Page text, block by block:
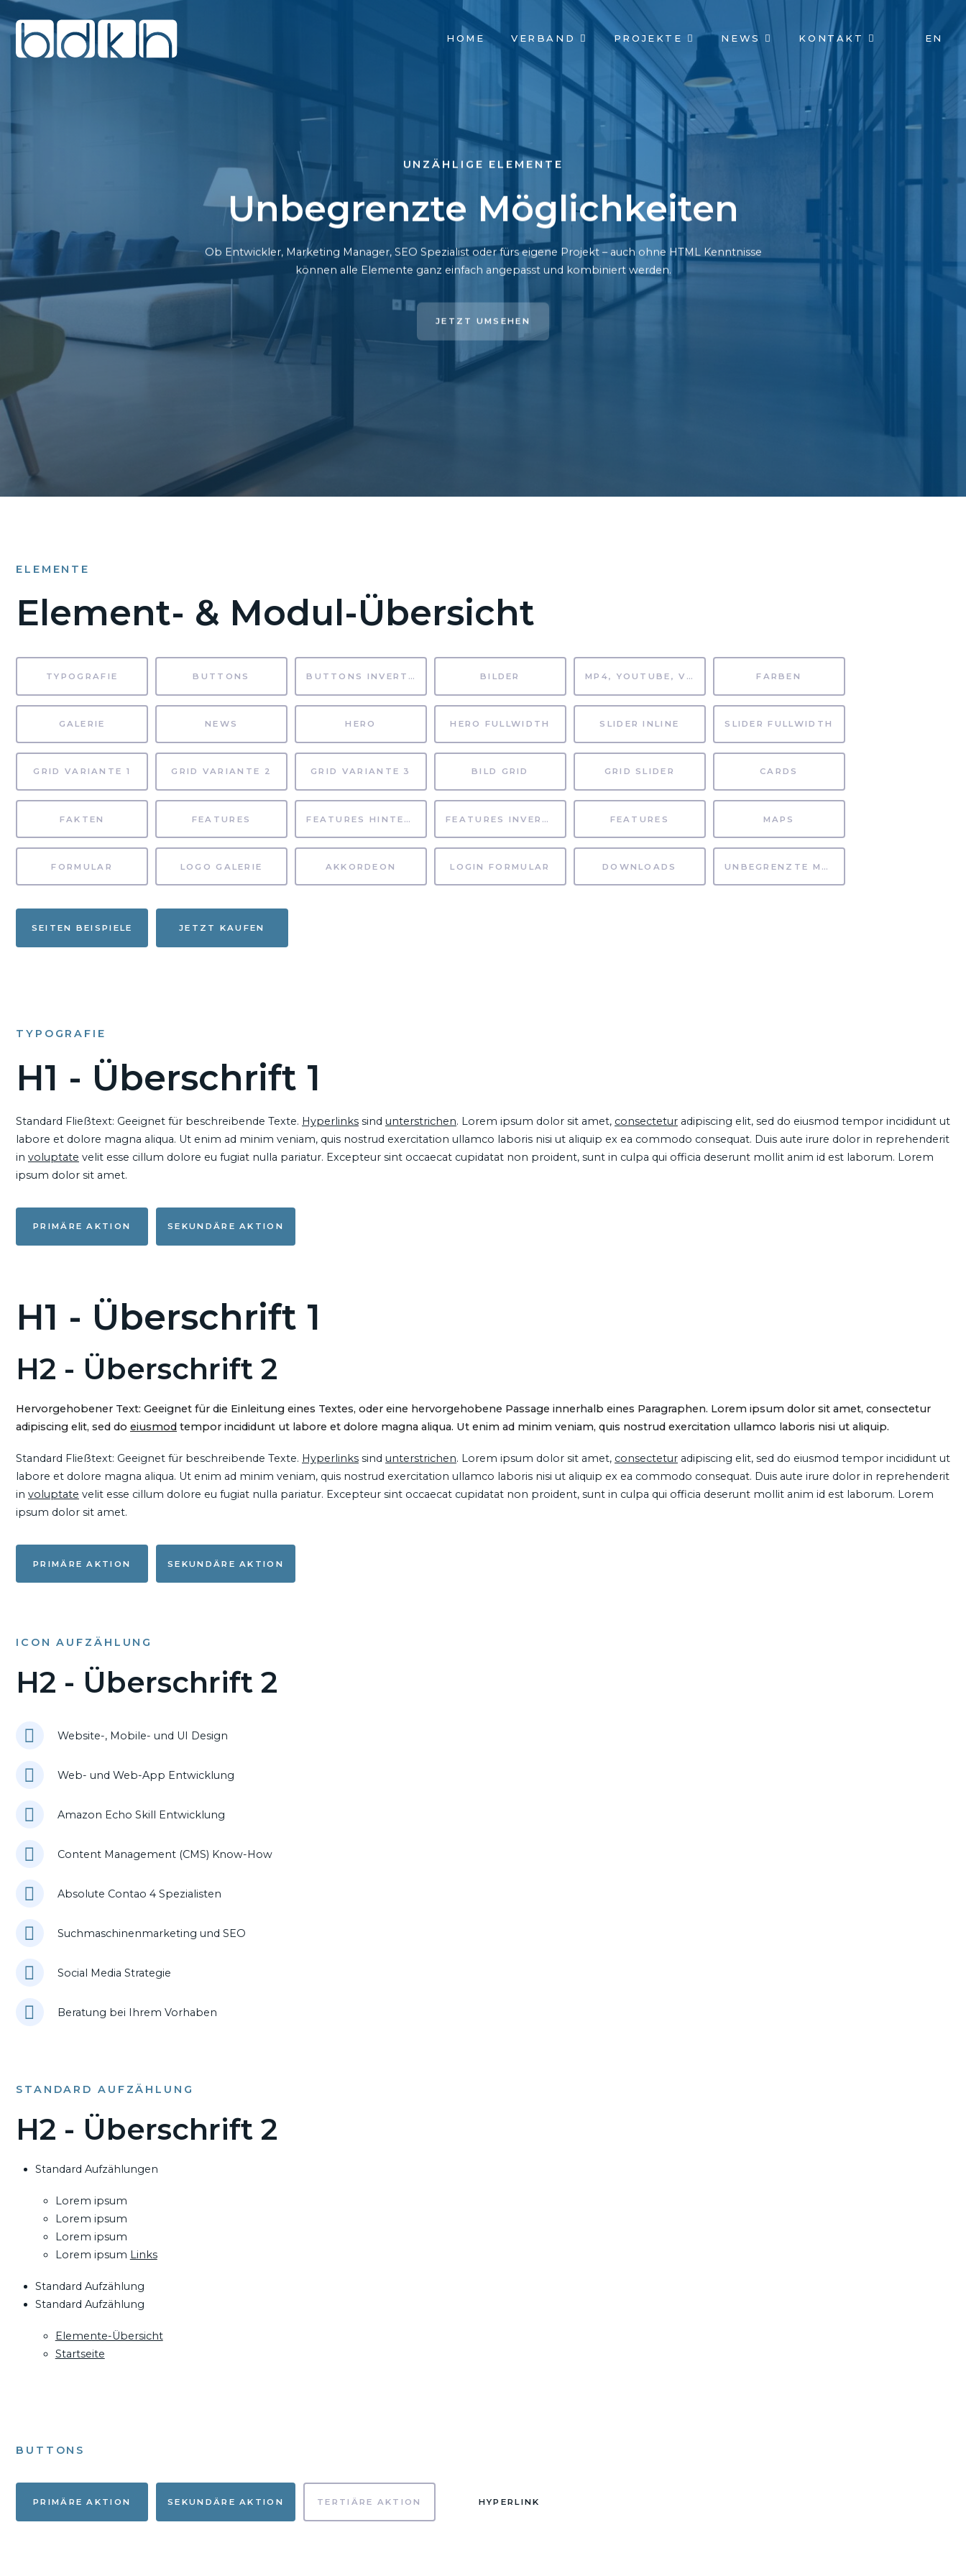
NAVIGATION
ÜBERSPRINGEN
HOME VERBAND PROJEKTE NEWS KONTAKT EN
UNZÄHLIGE ELEMENTE
Unbegrenzte Möglichkeiten
Ob Entwickler, Marketing Manager, SEO Spezialist oder fürs eigene Projekt – auch ohne HTML Kenntnisse
können alle Elemente ganz einfach angepasst und kombiniert werden.
JETZT UMSEHEN
ELEMENTE
Element- & Modul-Übersicht
TYPOGRAFIE BUTTONS BUTTONS INVERTIERT BILDER MP4, YOUTUBE, VIMEO FARBEN
GALERIE NEWS HERO HERO FULLWIDTH SLIDER INLINE SLIDER FULLWIDTH
GRID VARIANTE 1 GRID VARIANTE 2 GRID VARIANTE 3 BILD GRID GRID SLIDER CARDS
FAKTEN FEATURES FEATURES HINTERGRUND FEATURES INVERTIERT FEATURES MAPS
FORMULAR LOGO GALERIE AKKORDEON LOGIN FORMULAR DOWNLOADS UNBEGRENZTE MÖGLICHKEITEN
SEITEN BEISPIELE JETZT KAUFEN
TYPOGRAFIE
H1 - Überschrift 1
Standard Fließtext: Geeignet für beschreibende Texte. Hyperlinks sind unterstrichen. Lorem ipsum dolor sit amet, consectetur adipiscing elit, sed do eiusmod tempor incididunt ut
labore et dolore magna aliqua. Ut enim ad minim veniam, quis nostrud exercitation ullamco laboris nisi ut aliquip ex ea commodo consequat. Duis aute irure dolor in reprehenderit
in voluptate velit esse cillum dolore eu fugiat nulla pariatur. Excepteur sint occaecat cupidatat non proident, sunt in culpa qui officia deserunt mollit anim id est laborum. Lorem
ipsum dolor sit amet.
PRIMÄRE AKTION SEKUNDÄRE AKTION
H1 - Überschrift 1
H2 - Überschrift 2
Hervorgehobener Text: Geeignet für die Einleitung eines Textes, oder eine hervorgehobene Passage innerhalb eines Paragraphen. Lorem ipsum dolor sit amet, consectetur
adipiscing elit, sed do eiusmod tempor incididunt ut labore et dolore magna aliqua. Ut enim ad minim veniam, quis nostrud exercitation ullamco laboris nisi ut aliquip.
Standard Fließtext: Geeignet für beschreibende Texte. Hyperlinks sind unterstrichen. Lorem ipsum dolor sit amet, consectetur adipiscing elit, sed do eiusmod tempor incididunt ut
labore et dolore magna aliqua. Ut enim ad minim veniam, quis nostrud exercitation ullamco laboris nisi ut aliquip ex ea commodo consequat. Duis aute irure dolor in reprehenderit
in voluptate velit esse cillum dolore eu fugiat nulla pariatur. Excepteur sint occaecat cupidatat non proident, sunt in culpa qui officia deserunt mollit anim id est laborum. Lorem
ipsum dolor sit amet.
PRIMÄRE AKTION SEKUNDÄRE AKTION
ICON AUFZÄHLUNG
H2 - Überschrift 2
Website-, Mobile- und UI Design
Web- und Web-App Entwicklung
Amazon Echo Skill Entwicklung
Content Management (CMS) Know-How
Absolute Contao 4 Spezialisten
Suchmaschinenmarketing und SEO
Social Media Strategie
Beratung bei Ihrem Vorhaben
STANDARD AUFZÄHLUNG
H2 - Überschrift 2
Standard Aufzählungen
Lorem ipsum
Lorem ipsum
Lorem ipsum
Lorem ipsum Links
Standard Aufzählung
Standard Aufzählung
Elemente-Übersicht
Startseite
BUTTONS
PRIMÄRE AKTION SEKUNDÄRE AKTION TERTIÄRE AKTION HYPERLINK